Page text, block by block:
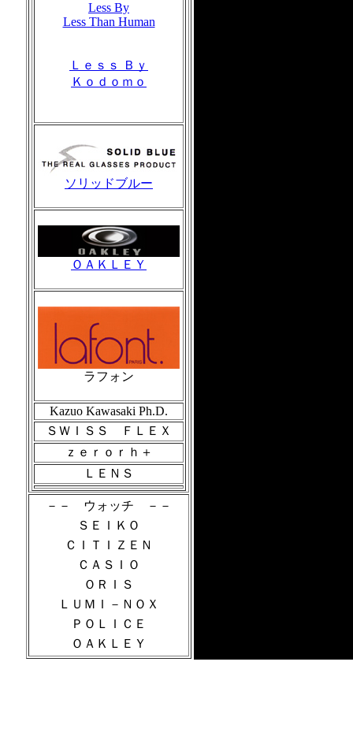
Less By
Less Than Human
Ｌｅｓｓ Ｂｙ
Ｋｏｄｏｍｏ
ソリッドブルー
ＯＡＫＬＥＹ
ラフォン
Kazuo Kawasaki Ph.D.
ＳＷＩＳＳ ＦＬＥＸ
ｚｅｒｏｒｈ＋
ＬＥＮＳ
－－ ウォッチ －－
ＳＥＩＫＯ
ＣＩＴＩＺＥＮ
ＣＡＳＩＯ
ＯＲＩＳ
ＬＵＭＩ－ＮＯＸ
ＰＯＬＩＣＥ
ＯＡＫＬＥＹ